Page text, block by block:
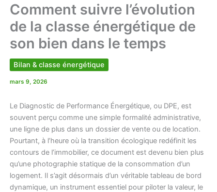
Comment suivre l’évolution
de la classe énergétique de
son bien dans le temps
Bilan & classe énergétique
mars 9, 2026
Le Diagnostic de Performance Énergétique, ou DPE, est
souvent perçu comme une simple formalité administrative,
une ligne de plus dans un dossier de vente ou de location.
Pourtant, à l’heure où la transition écologique redéfinit les
contours de l’immobilier, ce document est devenu bien plus
qu’une photographie statique de la consommation d’un
logement. Il s’agit désormais d’un véritable tableau de bord
dynamique, un instrument essentiel pour piloter la valeur, le